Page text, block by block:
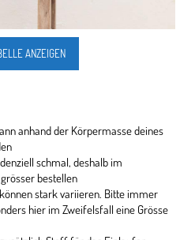
ANZEIGEN
anhand der Körpermasse deines
schmal, deshalb im
bestellen
stark variieren. Bitte immer
hier im Zweifelsfall eine Grösse